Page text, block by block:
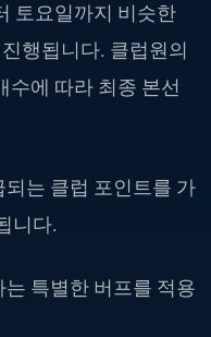
토요일까지 비슷한
행됩니다. 클럽원의
수에 따라 최종 본선
는 클럽 포인트를 가
니다.
는 특별한 버프를 적용